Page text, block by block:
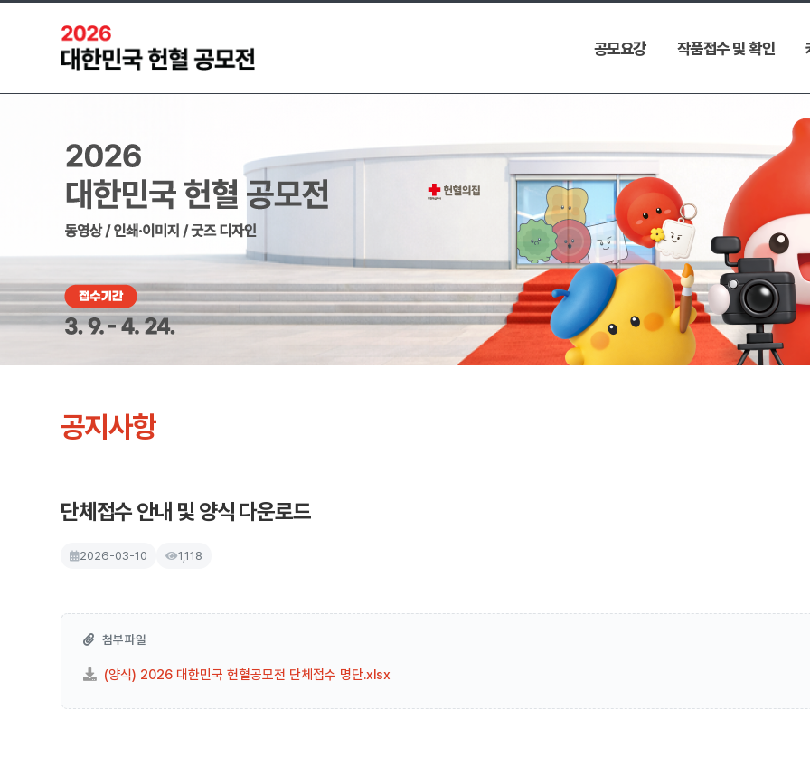
공모요강 작품접수 및 확인
공지사항
단체접수 안내 및 양식 다운로드
2026-03-10 1,118
첨부파일
(양식) 2026 대한민국 헌혈공모전 단체접수 명단.xlsx